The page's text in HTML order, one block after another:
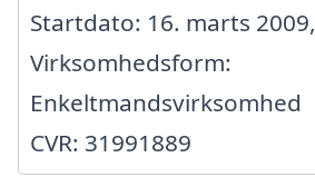
Startdato: 16. marts 2009,
Virksomhedsform:
Enkeltmandsvirksomhed
CVR: 31991889